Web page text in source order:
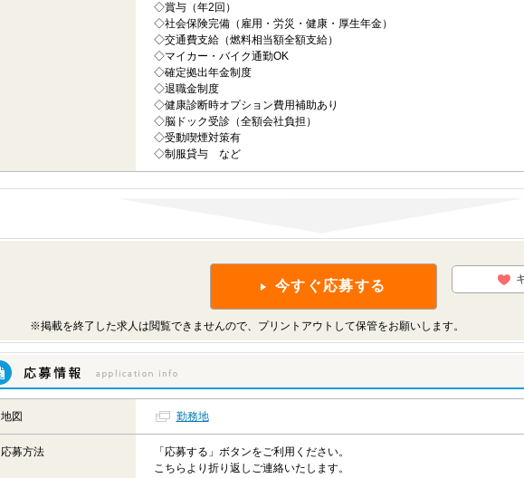
◇賞与（年2回）
◇社会保険完備（雇用・労災・健康・厚生年金）
◇交通費支給（燃料相当額全額支給）
◇マイカー・バイク通勤OK
◇確定拠出年金制度
◇退職金制度
◇健康診断時オプション費用補助あり
◇脳ドック受診（全額会社負担）
◇受動喫煙対策有
◇制服貸与 など
今すぐ応募する
※掲載を終了した求人は閲覧できませんので、プリントアウトして保管をお願いします。
地図
勤務地
応募方法
「応募する」ボタンをご利用ください。
こちらより折り返しご連絡いたします。